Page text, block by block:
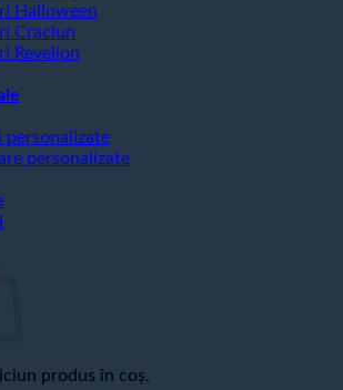
Halloween
Craciun
Revelion
personalizate
personalizate
produs în coș.